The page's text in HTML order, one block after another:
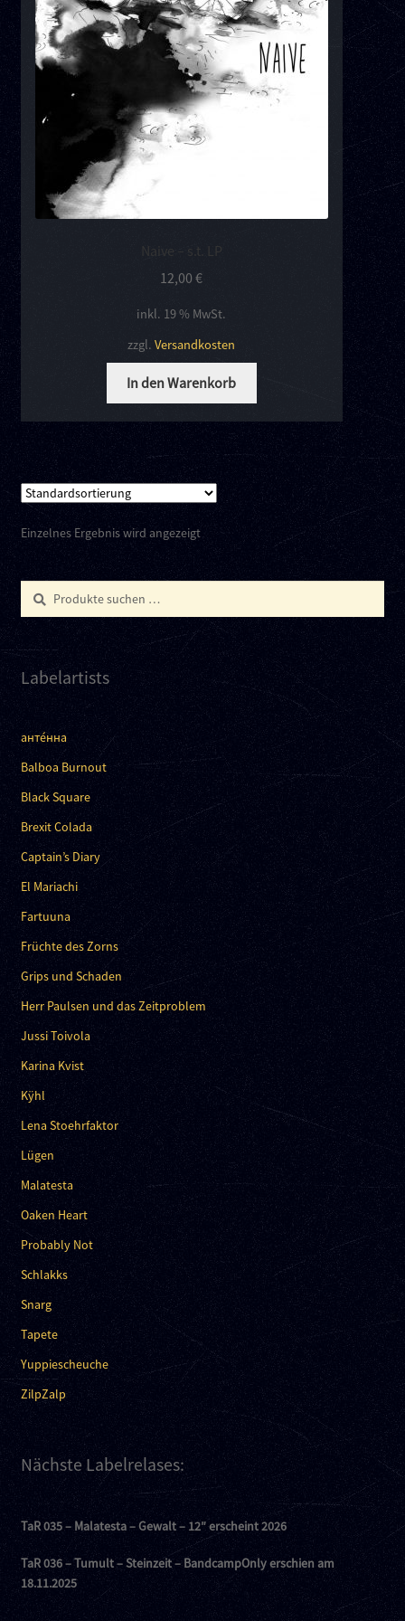
Kontakt
Links
Naive – s.t. LP
12,00€
inkl. 19 % MwSt.
zzgl.Versandkosten
In den Warenkorb
Einzelnes Ergebnis wird angezeigt
Suchen
nach:
Suchen
Labelartists
анте́нна
Balboa Burnout
Black Square
Brexit Colada
Captain’s Diary
El Mariachi
Fartuuna
Früchte des Zorns
Grips und Schaden
Herr Paulsen und das Zeitproblem
Jussi Toivola
Karina Kvist
Kÿhl
Lena Stoehrfaktor
Lügen
Malatesta
Oaken Heart
Probably Not
Schlakks
Snarg
Tapete
Yuppiescheuche
ZilpZalp
Nächste Labelrelases:
TaR 035 – Malatesta – Gewalt – 12″ erscheint 2026
TaR 036 – Tumult – Steinzeit – BandcampOnly erschien am
18.11.2025